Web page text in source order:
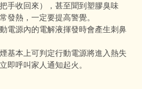
把手收回來），甚至聞到塑膠臭味
發熱，一定要提高警覺。
電源內的電解液揮發時會產生刺鼻
基本上可判定行動電源將進入熱失
即呼叫家人通知起火。